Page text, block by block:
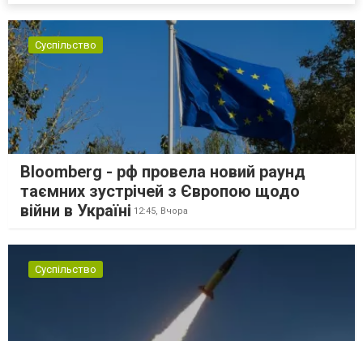
Суспільство
Bloomberg - рф провела новий раунд
таємних зустрічей з Європою щодо
війни в Україні 12:45, Вчора
Суспільство